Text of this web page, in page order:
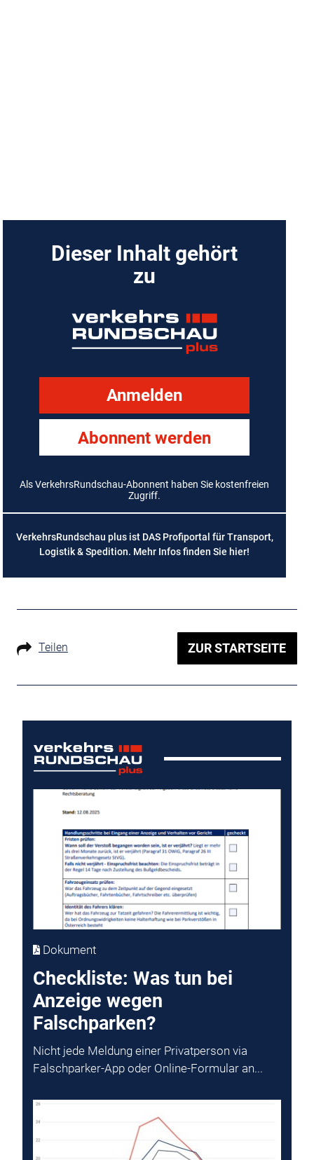
Dieser Inhalt gehört
zu
Anmelden
Abonnent werden
Als VerkehrsRundschau-Abonnent haben Sie kostenfreien
Zugriff.
VerkehrsRundschau plus ist DAS Profiportal für Transport,
Logistik & Spedition. Mehr Infos finden Sie hier!
Teilen ZUR STARTSEITE
Dokument
Checkliste: Was tun bei
Anzeige wegen
Falschparken?
Nicht jede Meldung einer Privatperson via
Falschparker-App oder Online-Formular an...